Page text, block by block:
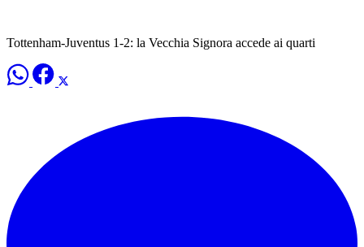
Tottenham-Juventus 1-2: la Vecchia Signora accede ai quarti